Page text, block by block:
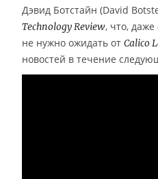
Дэвид Ботстайн (David
Technology Review, что,
не нужно ожидать от Calico
новостей в течение